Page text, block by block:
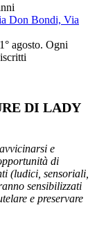
Don Bondi, Via
agosto. Ogni
DI LADY
e
di
(ludici, sensoriali,
sensibilizzati
e preservare